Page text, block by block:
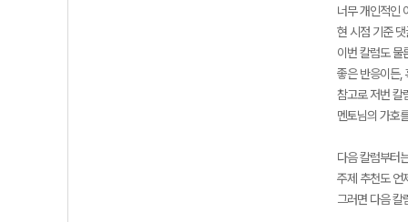
너무 개인적인
현 시점 기준
이번 칼럼도 물
좋은 반응이든,
참고로 저번 칼
멘토님의 가호
다음 칼럼부터
주제 추천도 언
그러면 다음 칼